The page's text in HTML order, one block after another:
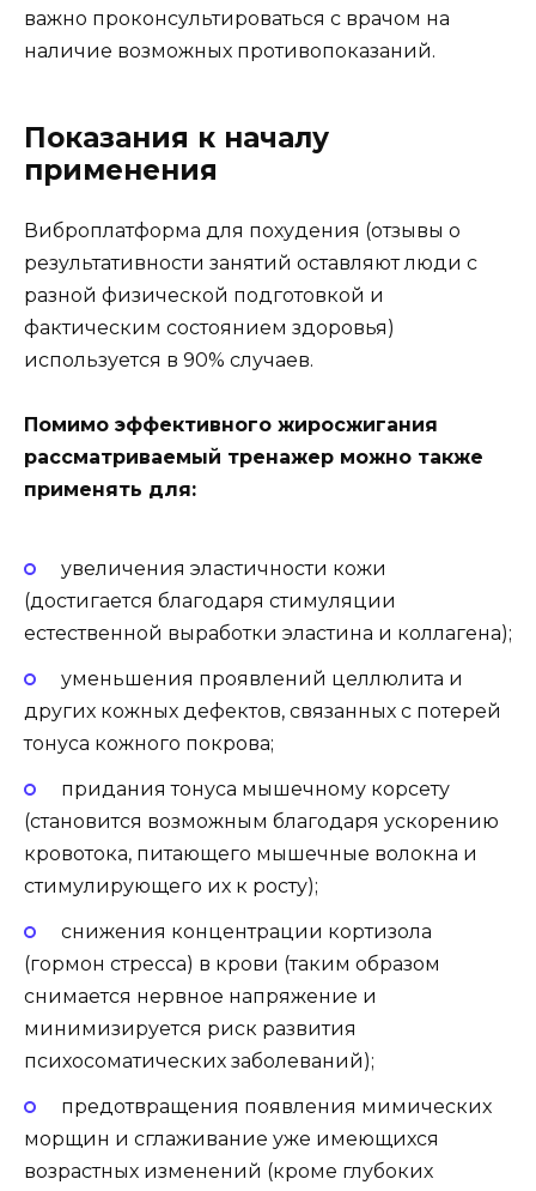
важно проконсультироваться с врачом на
наличие возможных противопоказаний.
Показания к началу
применения
Виброплатформа для похудения (отзывы о
результативности занятий оставляют люди с
разной физической подготовкой и
фактическим состоянием здоровья)
используется в 90% случаев.
Помимо эффективного жиросжигания
рассматриваемый тренажер можно также
применять для:
увеличения эластичности кожи
(достигается благодаря стимуляции
естественной выработки эластина и коллагена);
уменьшения проявлений целлюлита и
других кожных дефектов, связанных с потерей
тонуса кожного покрова;
придания тонуса мышечному корсету
(становится возможным благодаря ускорению
кровотока, питающего мышечные волокна и
стимулирующего их к росту);
снижения концентрации кортизола
(гормон стресса) в крови (таким образом
снимается нервное напряжение и
минимизируется риск развития
психосоматических заболеваний);
предотвращения появления мимических
морщин и сглаживание уже имеющихся
возрастных изменений (кроме глубоких